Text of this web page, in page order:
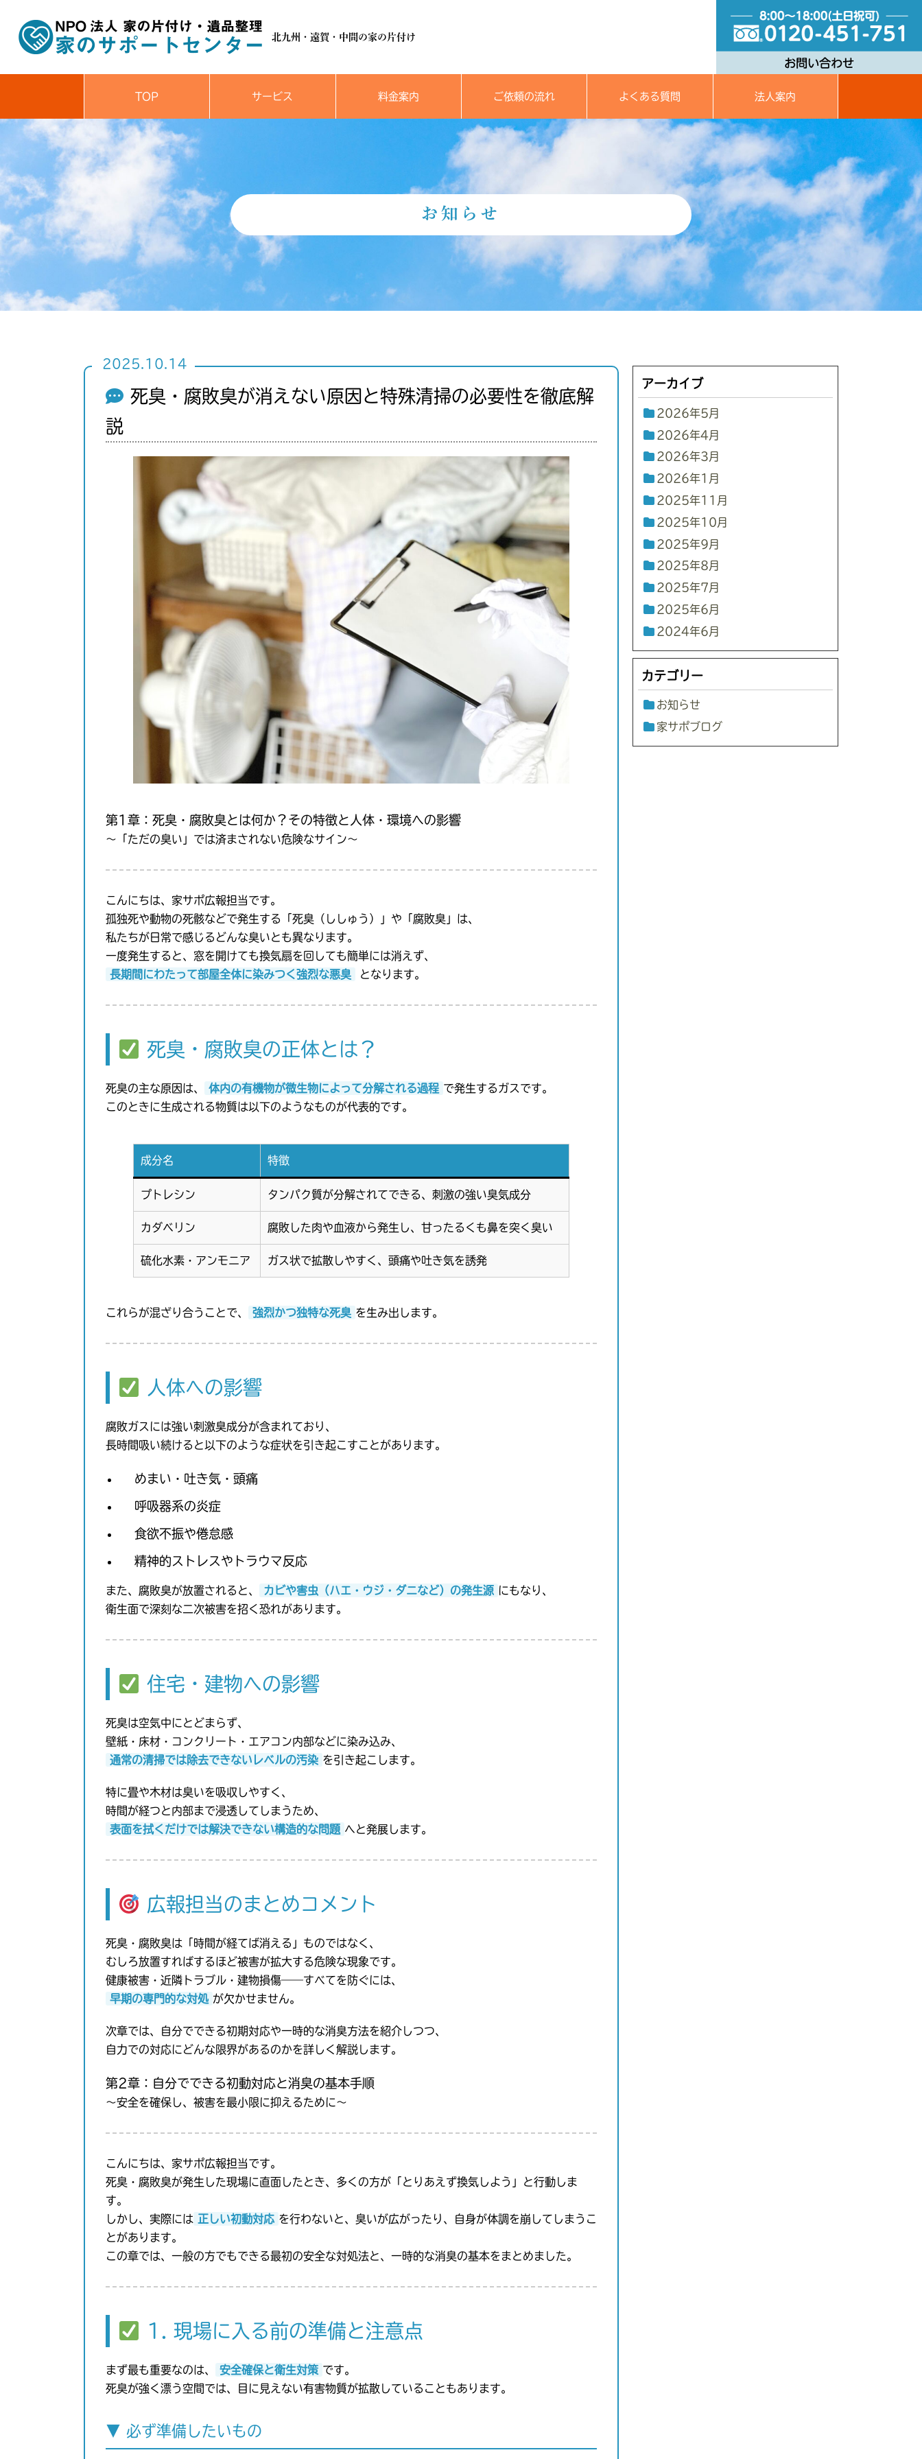
北九州・遠賀・中間の家の片付け
TOP サービス 料金案内 ご依頼の流れ よくある質問 法人案内
お知らせ
2025.10.14
死臭・腐敗臭が消えない原因と特殊清掃の必要性を徹底解
説
第1章：死臭・腐敗臭とは何か？その特徴と人体・環境への影響
〜「ただの臭い」では済まされない危険なサイン〜
こんにちは、家サポ広報担当です。
孤独死や動物の死骸などで発生する「死臭（ししゅう）」や「腐敗臭」は、
私たちが日常で感じるどんな臭いとも異なります。
一度発生すると、窓を開けても換気扇を回しても簡単には消えず、
長期間にわたって部屋全体に染みつく強烈な悪臭
となります。
死臭・腐敗臭の正体とは？
死臭の主な原因は、 体内の有機物が微生物によって分解される過程 で発生するガスです。
このときに生成される物質は以下のようなものが代表的です。
成分名 特徴
プトレシン タンパク質が分解されてできる、刺激の強い臭気成分
カダベリン 腐敗した肉や血液から発生し、甘ったるくも鼻を突く臭い
硫化水素・アンモニア ガス状で拡散しやすく、頭痛や吐き気を誘発
これらが混ざり合うことで、 強烈かつ独特な死臭 を生み出します。
人体への影響
腐敗ガスには強い刺激臭成分が含まれており、
長時間吸い続けると以下のような症状を引き起こすことがあります。
めまい・吐き気・頭痛
呼吸器系の炎症
食欲不振や倦怠感
精神的ストレスやトラウマ反応
また、腐敗臭が放置されると、 カビや害虫（ハエ・ウジ・ダニなど）の発生源 にもなり、
衛生面で深刻な二次被害を招く恐れがあります。
住宅・建物への影響
死臭は空気中にとどまらず、
壁紙・床材・コンクリート・エアコン内部などに染み込み、
通常の清掃では除去できないレベルの汚染 を引き起こします。
特に畳や木材は臭いを吸収しやすく、
時間が経つと内部まで浸透してしまうため、
表面を拭くだけでは解決できない構造的な問題 へと発展します。
広報担当のまとめコメント
死臭・腐敗臭は「時間が経てば消える」ものではなく、
むしろ放置すればするほど被害が拡大する危険な現象です。
健康被害・近隣トラブル・建物損傷――すべてを防ぐには、
早期の専門的な対処 が欠かせません。
次章では、自分でできる初期対応や一時的な消臭方法を紹介しつつ、
自力での対応にどんな限界があるのかを詳しく解説します。
第2章：自分でできる初動対応と消臭の基本手順
〜安全を確保し、被害を最小限に抑えるために〜
こんにちは、家サポ広報担当です。
死臭・腐敗臭が発生した現場に直面したとき、多くの方が「とりあえず換気しよう」と行動しま
す。
しかし、実際には 正しい初動対応 を行わないと、臭いが広がったり、自身が体調を崩してしまうこ
とがあります。
この章では、一般の方でもできる最初の安全な対処法と、一時的な消臭の基本をまとめました。
1. 現場に入る前の準備と注意点
まず最も重要なのは、 安全確保と衛生対策 です。
死臭が強く漂う空間では、目に見えない有害物質が拡散していることもあります。
▼ 必ず準備したいもの
アーカイブ
2026年5月
2026年4月
2026年3月
2026年1月
2025年11月
2025年10月
2025年9月
2025年8月
2025年7月
2025年6月
2024年6月
カテゴリー
お知らせ
家サポブログ